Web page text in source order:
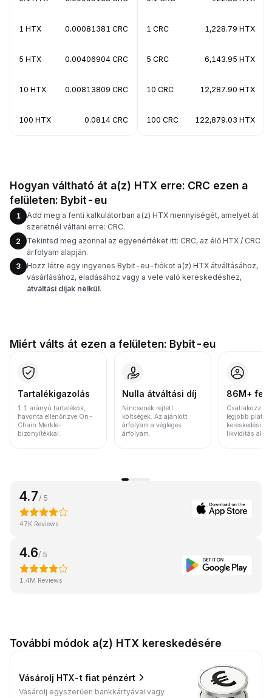
1 HTX 0.00081381 CRC
5 HTX 0.00406904 CRC
10 HTX 0.00813809 CRC
100 HTX 0.0814 CRC
1 CRC 1,228.79 HTX
5 CRC 6,143.95 HTX
10 CRC 12,287.90 HTX
100 CRC 122,879.03 HTX
Hogyan váltható át a(z) HTX erre: CRC ezen a
felületen: Bybit-eu
1
Add meg a fenti kalkulátorban a(z) HTX mennyiségét, amelyet át
szeretnél váltani erre: CRC.
2
Tekintsd meg azonnal az egyenértéket itt: CRC, az élő HTX / CRC
árfolyam alapján.
3
Hozz létre egy ingyenes Bybit-eu-fiókot a(z) HTX átváltásához,
vásárlásához, eladásához vagy a vele való kereskedéshez,
átváltási díjak nélkül.
Miért válts át ezen a felületen: Bybit-eu
Tartalékigazolás
1:1 arányú tartalékok,
havonta ellenőrizve On-
Chain Merkle-
bizonyítékkal.
Nulla átváltási díj
Nincsenek rejtett
költségek. Az ajánlott
árfolyam a végleges
árfolyam.
86M+
Csatlakozz a
legjobb
kereskedési
likviditás
4.7/ 5
47K Reviews
4.6/ 5
1.4M Reviews
További módok a(z) HTX kereskedésére
Vásárolj HTX-t fiat pénzért
Vásárolj egyszerűen bankkártyával vagy